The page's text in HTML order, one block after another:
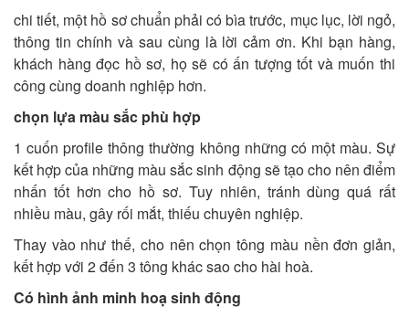
chi tiết, một hồ sơ chuẩn phải có bìa trước, mục lục, lời ngỏ,
thông tin chính và sau cùng là lời cảm ơn. Khi bạn hàng,
khách hàng đọc hồ sơ, họ sẽ có ấn tượng tốt và muốn thi
công cùng doanh nghiệp hơn.
chọn lựa màu sắc phù hợp
1 cuốn profile thông thường không những có một màu. Sự
kết hợp của những màu sắc sinh động sẽ tạo cho nên điểm
nhấn tốt hơn cho hồ sơ. Tuy nhiên, tránh dùng quá rất
nhiều màu, gây rối mắt, thiếu chuyên nghiệp.
Thay vào như thế, cho nên chọn tông màu nền đơn giản,
kết hợp với 2 đến 3 tông khác sao cho hài hoà.
Có hình ảnh minh hoạ sinh động